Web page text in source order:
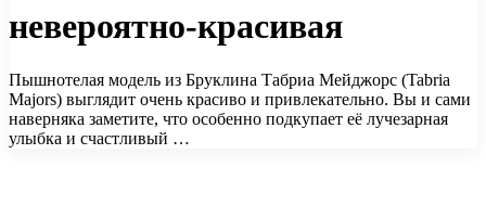
невероятно-красивая
Пышнотелая модель из Бруклина Табриа Мейджорс (Tabria
Majors) выглядит очень красиво и привлекательно. Вы и сами
наверняка заметите, что особенно подкупает её лучезарная
улыбка и счастливый …